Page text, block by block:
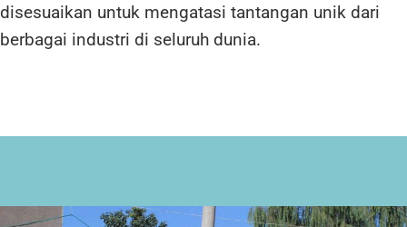
disesuaikan untuk mengatasi tantangan unik dari
berbagai industri di seluruh dunia.